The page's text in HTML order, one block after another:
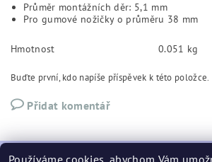
Průměr montážních děr: 5,1 mm
Pro gumové nožičky o průměru 38 mm
Hmotnost 0.051 kg
Buďte první, kdo napíše příspěvek k této položce.
Přidat komentář
Používáme cookies, abychom Vám